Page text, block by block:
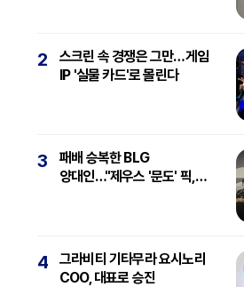
2
스크린 속 경쟁은 그만…게임
IP '실물 카드'로 몰린다
3
패배 승복한 BLG
양대인…"제우스 '문도' 픽,
4
그라비티 기타무라 요시노리
COO, 대표로 승진